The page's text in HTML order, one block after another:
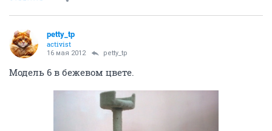
petty_tp
activist
16 мая 2012 petty_tp
Модель 6 в бежевом цвете.